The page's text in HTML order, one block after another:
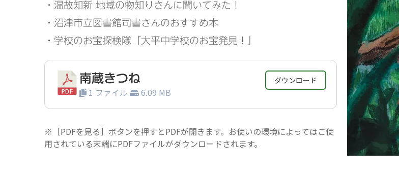
・温故知新 地域の物知りさんに聞いてみた！
・沼津市立図書館司書さんのおすすめ本
・学校のお宝探検隊「大平中学校のお宝発見！」
南蔵きつね
1 ファイル
6.09 MB
ダウンロード
※［PDFを見る］ボタンを押すとPDFが開きます。お使いの環境によってはご使
用されている末端にPDFファイルがダウンロードされます。